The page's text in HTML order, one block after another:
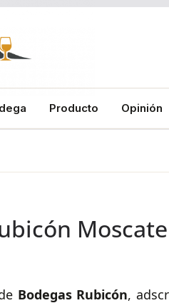
Producto Opinión
Bodegas Rubicón,